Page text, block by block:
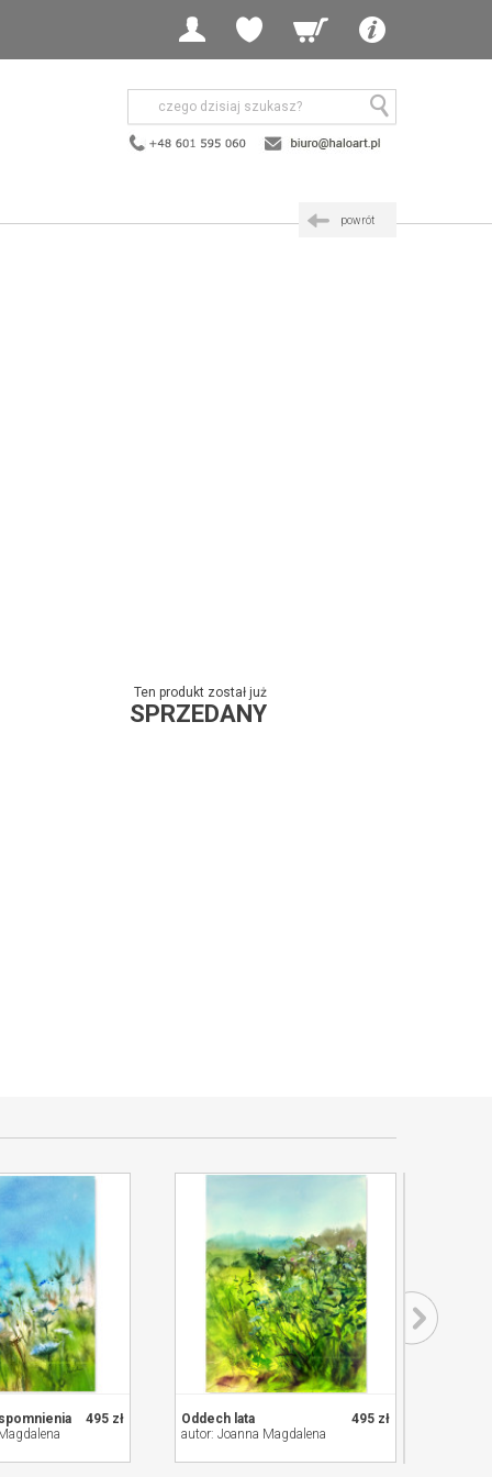
powrót
Ten produkt został już
SPRZEDANY
495 zł 495 zł
Oddech lata
autor: Joanna Magdalena